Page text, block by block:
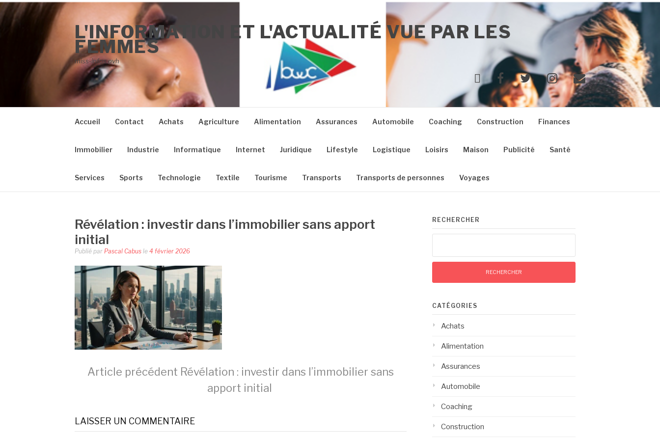
Aller
au
contenu
L'INFORMATION ET L'ACTUALITÉ VUE PAR LES
FEMMES
miss-infos.ovh
Yelp FacebookTwitter Instagram
E-
mail
Accueil Contact Achats Agriculture Alimentation Assurances Automobile Coaching Construction Finances
Immobilier Industrie Informatique Internet Juridique Lifestyle Logistique Loisirs Maison Publicité Santé
Services Sports Technologie Textile Tourisme Transports Transports de personnes Voyages
Révélation : investir dans l’immobilier sans apport
initial
Publié par Pascal Cabus le 4 février 2026
Lire
la
Article précédent Révélation : investir dans l’immobilier sans
apport initial
LAISSER UN COMMENTAIRE
RECHERCHER
CATÉGORIES
Achats
Alimentation
Assurances
Automobile
Coaching
Construction